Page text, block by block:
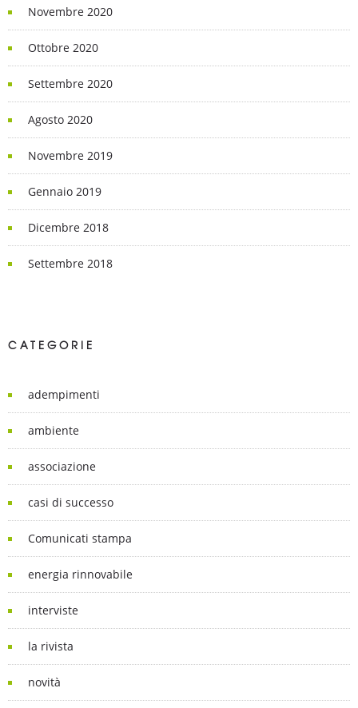
Novembre 2020
Ottobre 2020
Settembre 2020
Agosto 2020
Novembre 2019
Gennaio 2019
Dicembre 2018
Settembre 2018
CATEGORIE
adempimenti
ambiente
associazione
casi di successo
Comunicati stampa
energia rinnovabile
interviste
la rivista
novità